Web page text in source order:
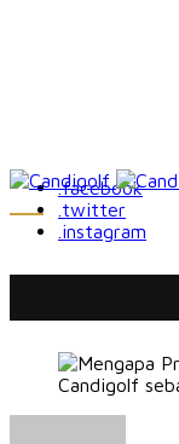
.facebook
.twitter
.instagram